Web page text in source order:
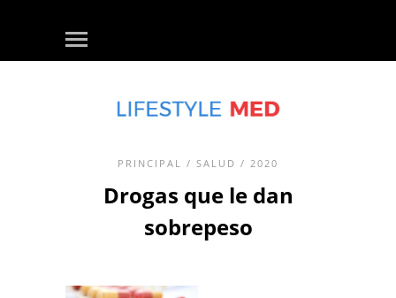
PRINCIPAL / SALUD / 2020
Drogas que le dan
sobrepeso